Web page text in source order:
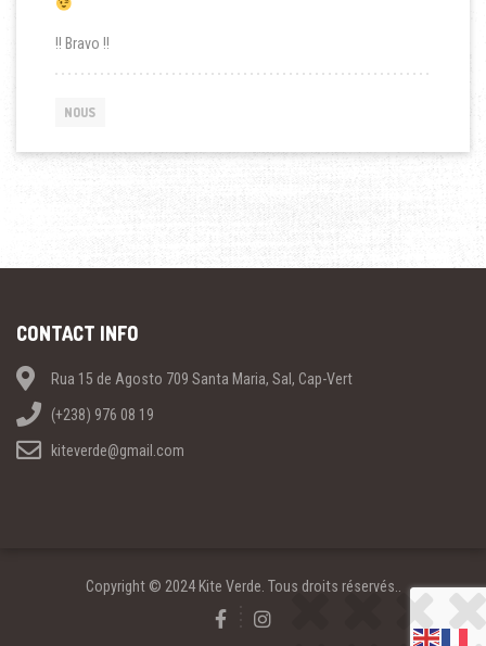
!! Bravo !!
NOUS
CONTACT INFO
Rua 15 de Agosto 709 Santa Maria, Sal, Cap-Vert
(+238) 976 08 19
kiteverde@gmail.com
Copyright © 2024 Kite Verde. Tous droits réservés..